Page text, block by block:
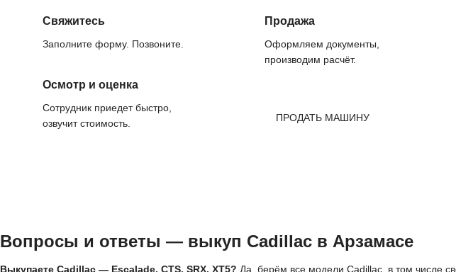
Свяжитесь
Заполните форму. Позвоните.
Осмотр и оценка
Сотрудник приедет быстро,
озвучит стоимость.
Продажа
Оформляем документы,
производим расчёт.
ПРОДАТЬ МАШИНУ
Вопросы и ответы — выкуп Cadillac в Арзамасе
Выкупаете Cadillac — Escalade, CTS, SRX, XT5? Да, берём все модели Cadillac, в том числе